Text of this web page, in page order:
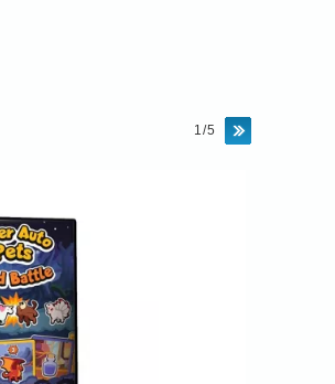
1/5